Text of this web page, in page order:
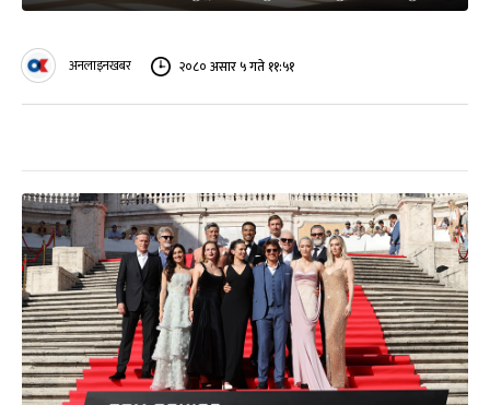
अनलाइनखबर २०८० असार ५ गते ११:५१